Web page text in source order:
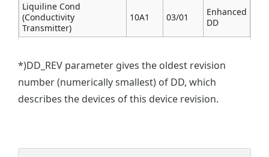
Liquiline Cond
(Conductivity
Transmitter)
10A1 03/01
Enhanced
DD
*)DD_REV parameter gives the oldest revision
number (numerically smallest) of DD, which
describes the devices of this device revision.